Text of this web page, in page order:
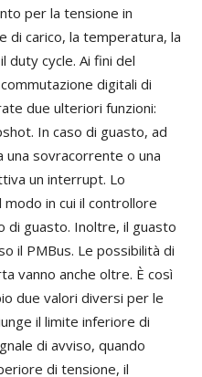
per la tensione in
di carico, la temperatura, la
duty cycle. Ai fini del
digitali di
due ulteriori funzioni:
In caso di guasto, ad
una sovracorrente o una
un interrupt. Lo
in cui il controllore
di guasto. Inoltre, il guasto
il PMBus. Le possibilità di
vanno anche oltre. È così
due valori diversi per le
il limite inferiore di
di avviso, quando
di tensione, il